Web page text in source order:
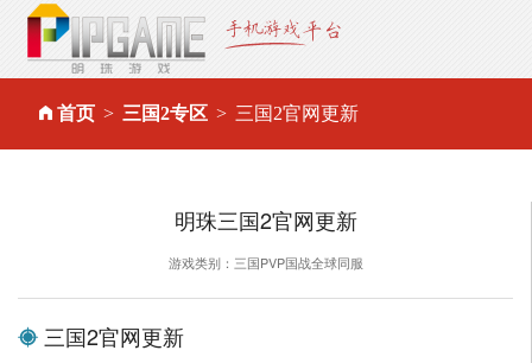
首页 三国2专区 三国2官网更新
明珠三国2官网更新
游戏类别：三国PVP国战全球同服
三国2官网更新